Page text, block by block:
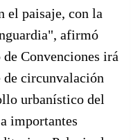
el paisaje, con la
afirmó
Convenciones irá
de circunvalación
urbanístico del
importantes